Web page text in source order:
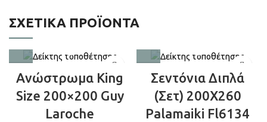
ΣΧΕΤΙΚΆ ΠΡΟΪΌΝΤΑ
Ανώστρωμα King
Size 200×200 Guy
Laroche
Σεντόνια Διπλά
(Σετ) 200X260
Palamaiki Fl6134